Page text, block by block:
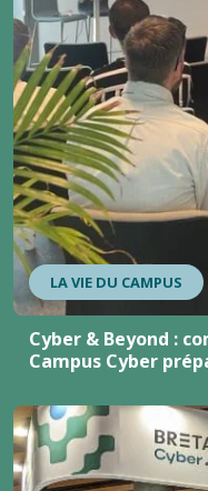
LA VIE DU CAMPUS
Cyber & Beyond :
Campus Cyber